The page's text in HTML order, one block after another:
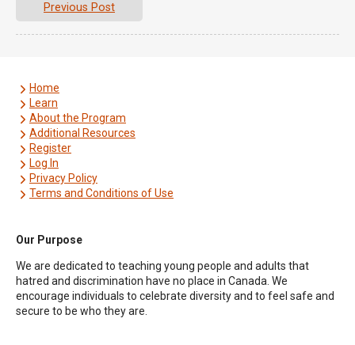
Previous Post
Home
Learn
About the Program
Additional Resources
Register
Log In
Privacy Policy
Terms and Conditions of Use
Our Purpose
We are dedicated to teaching young people and adults that
hatred and discrimination have no place in Canada. We
encourage individuals to celebrate diversity and to feel safe and
secure to be who they are.